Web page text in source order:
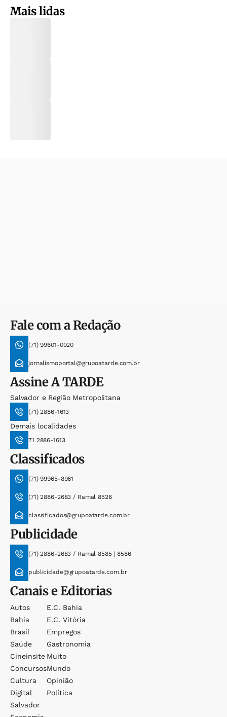
Mais lidas
Fale com a Redação
(71) 99601-0020
jornalismoportal@grupoatarde.com.br
AssineA TARDE
Salvador e Região Metropolitana
(71) 2886-1613
Demais localidades
71 2886-1613
Classificados
(71) 99965-8961
(71) 2886-2683 / Ramal 8526
classificados@grupoatarde.com.br
Publicidade
(71) 2886-2683 / Ramal 8585 | 8586
publicidade@grupoatarde.com.br
Canais e Editorias
Autos
Bahia
Brasil
Saúde
Cineinsite
Concursos
Cultura
Digital
Salvador
E.c. Bahia
E.c. Vitória
Empregos
Gastronomia
Muito
Mundo
Opinião
Política